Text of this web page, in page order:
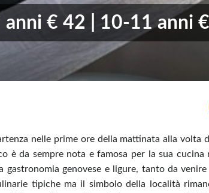
€ 42 | 10-11 anni
nelle prime ore della mattinata alla volta
è da sempre nota e famosa per la sua
gastronomia genovese e ligure, tanto da
tipiche ma il simbolo della località